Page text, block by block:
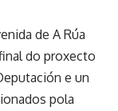
de A Rúa
do proxecto
e un
pola